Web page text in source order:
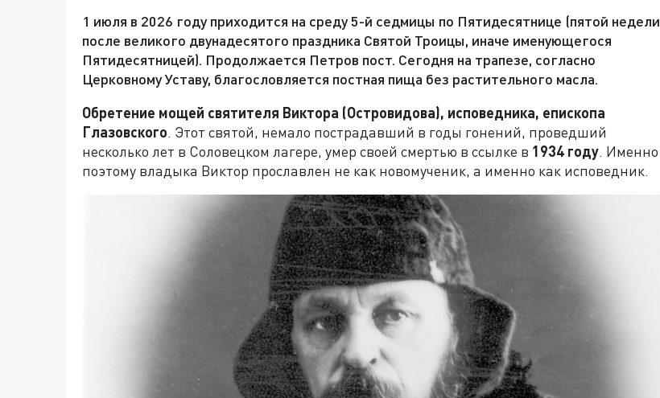
1 июля в 2026 году приходится на среду 5-й седмицы по Пятидесятнице (пятой недели
после великого двунадесятого праздника Святой Троицы, иначе именующегося
Пятидесятницей). Продолжается Петров пост. Сегодня на трапезе, согласно
Церковному Уставу, благословляется постная пища без растительного масла.
Обретение мощей святителя Виктора (Островидова), исповедника, епископа
Глазовского. Этот святой, немало пострадавший в годы гонений, проведший
несколько лет в Соловецком лагере, умер своей смертью в ссылке в 1934 году. Именно
поэтому владыка Виктор прославлен не как новомученик, а именно как исповедник.